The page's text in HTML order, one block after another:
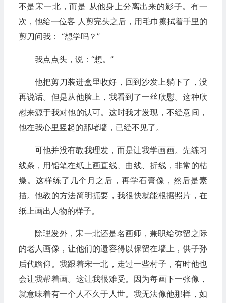
不是宋一北，而是 从他身上分离出来的影子。有一
次，他给一位客 人剪完头之后，用毛巾擦拭着手里的
剪刀问我： “想学吗？”
我点点头，说：“想。”
他把剪刀装进盒里收好，回到沙发上躺下了，没
再说话。但是从他脸上，我看到了一丝欣慰。这种欣
慰来源于我对他的认可。这时我才发现，不经意间，
他在我心里竖起的那堵墙，已经不见了。
可他并没有教我理发，而是让我学画画。先练习
线条，用铅笔在纸上画直线、曲线、折线，非常的枯
燥。这样练了几个月之后，再学石膏像，然后是素
描。他教的方法简明扼要，我很快就能根据照片，在
纸上画出人物的样子。
除理发外，宋一北还是名画师，兼职给弥留之际
的老人画像，让他们的遗容得以保留在墙上，供子孙
后代瞻仰。我跟着宋一北，走过一些村子，有时他也
会让我帮着画。这让我很难受。因为每画下一张像，
就意味着有一个人不久于人世。我无法像他那样，如